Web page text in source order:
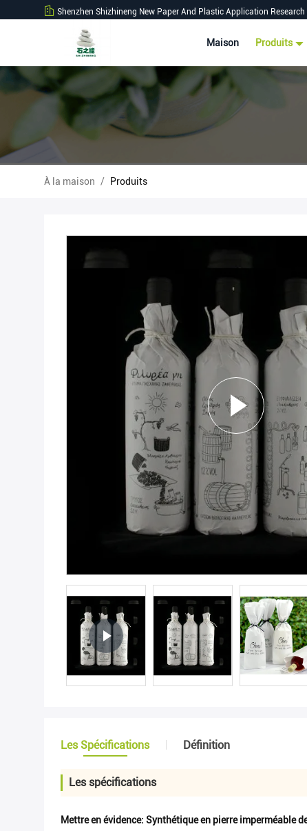
Shenzhen Shizhineng New Paper And Plastic Application Research
Maison Produits
À la maison / Produits
Les Spécifications Définition
Les spécifications
Mettre en évidence: Synthétique en pierre imperméable